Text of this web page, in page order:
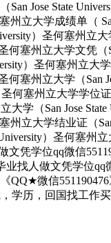
Jose State
州立大学成绩单（
）圣何塞州立
何塞州立大学文凭
）圣何塞州立大
何塞州立大学（San
何塞州立大学学位
大学（San Jose
州立大学结业证（
）圣何塞州
文凭学位qq微信
找人做文凭学位
QQ★微信
学历，回国找工作